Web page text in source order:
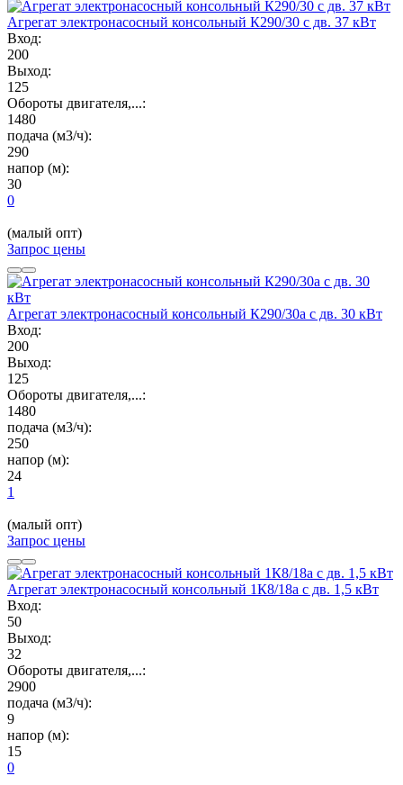
Агрегат электронасосный консольный К290/30 с дв. 37 кВт
Вход:
200
Выход:
125
Обороты двигателя,...:
1480
подача (м3/ч):
290
напор (м):
30
0
(малый опт)
Запрос цены
Агрегат электронасосный консольный К290/30а с дв. 30 кВт
Вход:
200
Выход:
125
Обороты двигателя,...:
1480
подача (м3/ч):
250
напор (м):
24
1
(малый опт)
Запрос цены
Агрегат электронасосный консольный 1К8/18а с дв. 1,5 кВт
Вход:
50
Выход:
32
Обороты двигателя,...:
2900
подача (м3/ч):
9
напор (м):
15
0